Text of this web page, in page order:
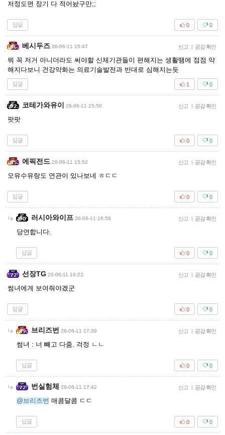
저정도면 장기 다 적어놨구만;;
답글 0
0
베시두즈 26-06-11 15:47 신고 | 공감 확인
뭐 꼭 저거 아니더라도 써야할 신체기관들이 편해지는 생활땜에 점점 약
해지다보니 건강약화는 의료기술발전과 반대로 심해지는듯
답글 0
1
코테가와유이 26-06-11 15:50 신고 | 공감 확인
팟팟
답글 0
0
에픽전드 26-06-11 15:52 신고 | 공감 확인
모유수유랑도 연관이 있나보네 ㅎㄷㄷ
답글 0
0
러시아와이프 26-06-11 16:56 신고 | 공감 확인
당연합니다.
답글 0
0
선장TG 26-06-11 16:22 신고 | 공감 확인
썸녀에게 보여줘야겠군
답글 0
0
브리즈번 26-06-11 17:39 신고 | 공감 확인
썸녀 : 너 빼고 다줌. 걱정 ㄴㄴ
답글 0
0
번실험체 26-06-11 17:42 신고 | 공감 확인
@브리즈번 매콤달콤 ㄷㄷ
답글 0
0